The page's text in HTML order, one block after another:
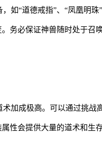
“道德戒指”、“凤凰明珠
务必保证神兽随时处于
加成极高。可以通过挑战
性会提供大量的道术和生存